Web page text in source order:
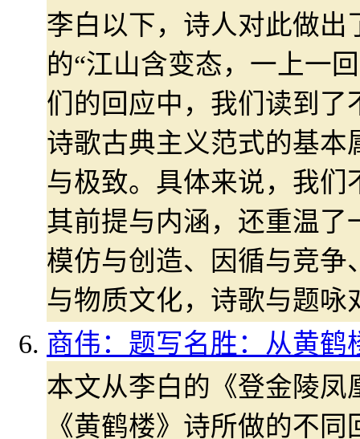
李白以下，诗人对此做
的“江山含变态，一上一
们的回应中，我们读到
诗歌古典主义范式的基
与极致。具体来说，我
其前提与内涵，还重温
模仿与创造、因循与竞
与物质文化，诗歌与题咏
商伟：题写名胜：从黄鹤
本文从李白的《登金陵
《黄鹤楼》诗所做的不